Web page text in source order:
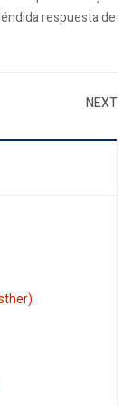
respuesta de
NEXT